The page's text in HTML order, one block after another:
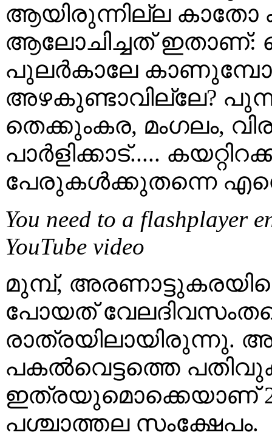
ആയിരുന്നില്ല
ആലോചിച്ചത് ഇതാണ്:
പുലർകാലേ
അഴകുണ്ടാവില്ലേ?
തെക്കുംകര, മംഗലം,
പാർളിക്കാട്.....
പേരുകൾക്കുതന്നെ
You need to a flashplayer
YouTube video
മുമ്പ്,
പോയത്
രാത്രയിലായിരുന്നു.
പകൽവെട്ടത്തെ
ഇത്രയുമൊക്കെയാണ്
പശ്ചാത്തല സംക്ഷേപം.